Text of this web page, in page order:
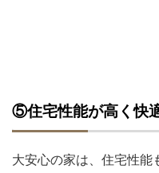
⑤住宅性能が高く快
大安心の家は、住宅性能